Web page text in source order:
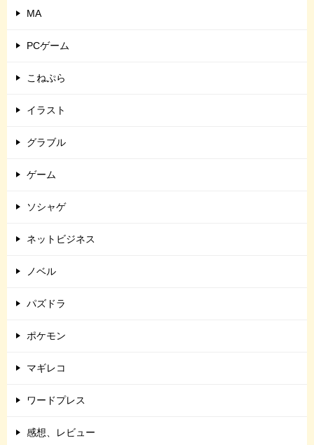
MA
PCゲーム
こねぷら
イラスト
グラブル
ゲーム
ソシャゲ
ネットビジネス
ノベル
パズドラ
ポケモン
マギレコ
ワードプレス
感想、レビュー